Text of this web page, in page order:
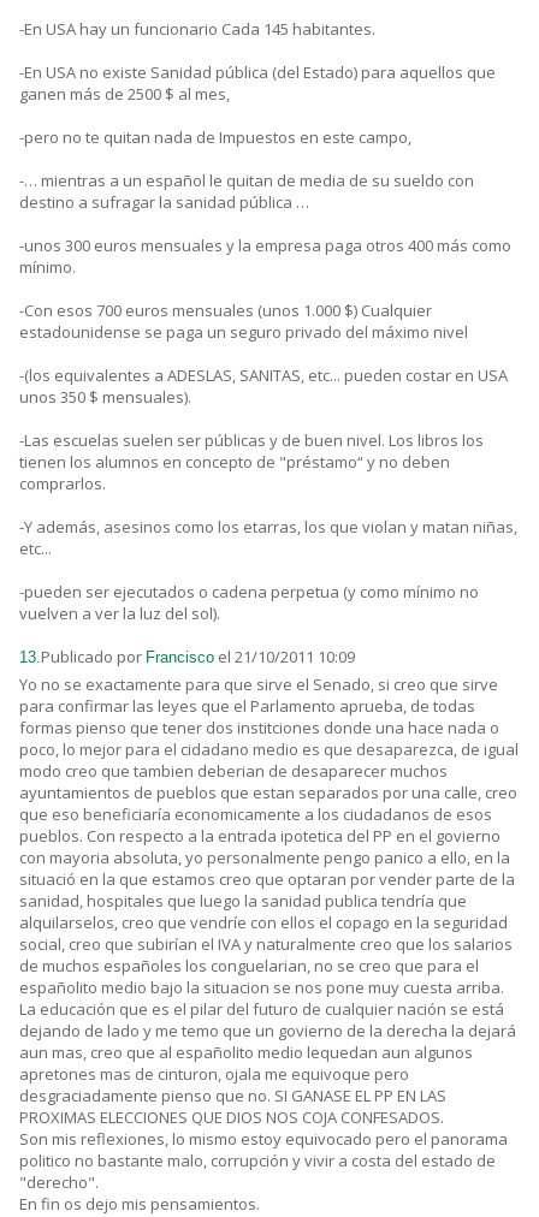
-En USA hay un funcionario Cada 145 habitantes.
-En USA no existe Sanidad pública (del Estado) para aquellos que
ganen más de 2500 $ al mes,
-pero no te quitan nada de Impuestos en este campo,
-… mientras a un español le quitan de media de su sueldo con
destino a sufragar la sanidad pública …
-unos 300 euros mensuales y la empresa paga otros 400 más como
mínimo.
-Con esos 700 euros mensuales (unos 1.000 $) Cualquier
estadounidense se paga un seguro privado del máximo nivel
-(los equivalentes a ADESLAS, SANITAS, etc... pueden costar en USA
unos 350 $ mensuales).
-Las escuelas suelen ser públicas y de buen nivel. Los libros los
tienen los alumnos en concepto de "préstamo“ y no deben
comprarlos.
-Y además, asesinos como los etarras, los que violan y matan niñas,
etc...
-pueden ser ejecutados o cadena perpetua (y como mínimo no
vuelven a ver la luz del sol).
13.Publicado por Francisco el 21/10/2011 10:09
Yo no se exactamente para que sirve el Senado, si creo que sirve
para confirmar las leyes que el Parlamento aprueba, de todas
formas pienso que tener dos institciones donde una hace nada o
poco, lo mejor para el cidadano medio es que desaparezca, de igual
modo creo que tambien deberian de desaparecer muchos
ayuntamientos de pueblos que estan separados por una calle, creo
que eso beneficiaría economicamente a los ciudadanos de esos
pueblos. Con respecto a la entrada ipotetica del PP en el govierno
con mayoria absoluta, yo personalmente pengo panico a ello, en la
situació en la que estamos creo que optaran por vender parte de la
sanidad, hospitales que luego la sanidad publica tendría que
alquilarselos, creo que vendríe con ellos el copago en la seguridad
social, creo que subirían el IVA y naturalmente creo que los salarios
de muchos españoles los conguelarian, no se creo que para el
españolito medio bajo la situacion se nos pone muy cuesta arriba.
La educación que es el pilar del futuro de cualquier nación se está
dejando de lado y me temo que un govierno de la derecha la dejará
aun mas, creo que al españolito medio lequedan aun algunos
apretones mas de cinturon, ojala me equivoque pero
desgraciadamente pienso que no. SI GANASE EL PP EN LAS
PROXIMAS ELECCIONES QUE DIOS NOS COJA CONFESADOS.
Son mis reflexiones, lo mismo estoy equivocado pero el panorama
politico no bastante malo, corrupción y vivir a costa del estado de
"derecho".
En fin os dejo mis pensamientos.